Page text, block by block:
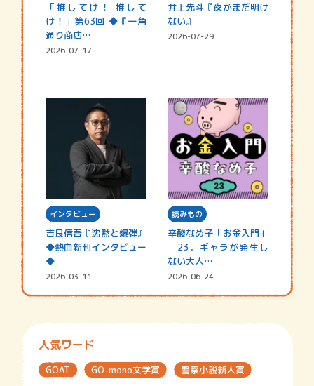
「推してけ！ 推して
け！」第63回 ◆『一角
通り商店…
2026-07-17
井上先斗『夜がまだ明け
ない』
2026-07-29
インタビュー
吉良信吾『沈黙と爆弾』
◆熱血新刊インタビュー
◆
2026-03-11
読みもの
辛酸なめ子「お金入門」
23．ギャラが発生し
ない大人…
2026-06-24
人気ワード
GOAT GO-mono文学賞 警察小説新人賞